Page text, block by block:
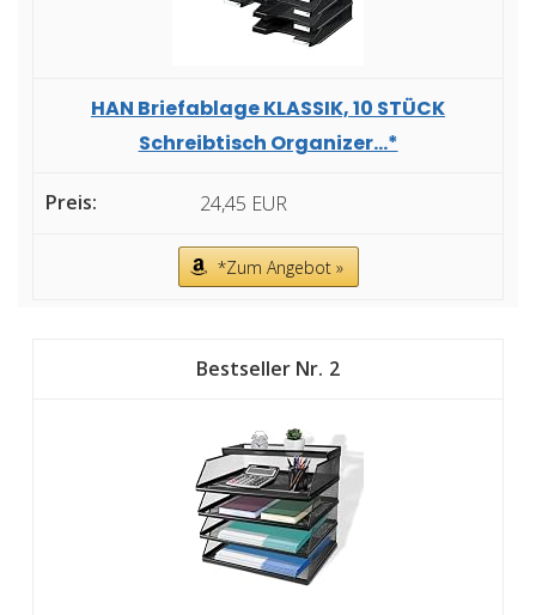
HAN Briefablage KLASSIK, 10 STÜCK
Schreibtisch Organizer...*
24,45 EUR
*Zum Angebot »
2